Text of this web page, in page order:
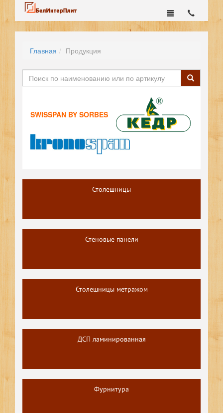
Главная Продукция
SWISSPAN BY SORBES
Столешницы
Стеновые панели
Столешницы метражом
ДСП ламинированная
Фурнитура